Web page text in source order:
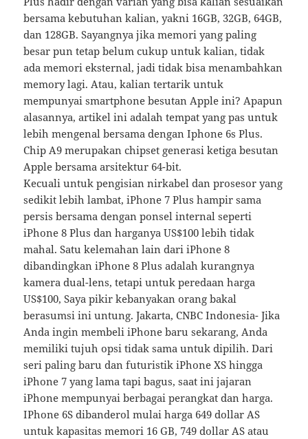
bersama kebutuhan kalian, yakni 16GB, 32GB, 64GB,
dan 128GB. Sayangnya jika memori yang paling
besar pun tetap belum cukup untuk kalian, tidak
ada memori eksternal, jadi tidak bisa menambahkan
memory lagi. Atau, kalian tertarik untuk
mempunyai smartphone besutan Apple ini? Apapun
alasannya, artikel ini adalah tempat yang pas untuk
lebih mengenal bersama dengan Iphone 6s Plus.
Chip A9 merupakan chipset generasi ketiga besutan
Apple bersama arsitektur 64-bit.
Kecuali untuk pengisian nirkabel dan prosesor yang
sedikit lebih lambat, iPhone 7 Plus hampir sama
persis bersama dengan ponsel internal seperti
iPhone 8 Plus dan harganya US$100 lebih tidak
mahal. Satu kelemahan lain dari iPhone 8
dibandingkan iPhone 8 Plus adalah kurangnya
kamera dual-lens, tetapi untuk peredaan harga
US$100, Saya pikir kebanyakan orang bakal
berasumsi ini untung. Jakarta, CNBC Indonesia- Jika
Anda ingin membeli iPhone baru sekarang, Anda
memiliki tujuh opsi tidak sama untuk dipilih. Dari
seri paling baru dan futuristik iPhone XS hingga
iPhone 7 yang lama tapi bagus, saat ini jajaran
iPhone mempunyai berbagai perangkat dan harga.
IPhone 6S dibanderol mulai harga 649 dollar AS
untuk kapasitas memori 16 GB, 749 dollar AS atau